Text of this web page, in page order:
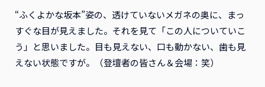
“ふくよかな坂本”姿の、透けていないメガネの奥に、まっ
すぐな目が見えました。それを見て「この人についていこ
う」と思いました。目も見えない、口も動かない、歯も見
えない状態ですが。（登壇者の皆さん＆会場：笑）